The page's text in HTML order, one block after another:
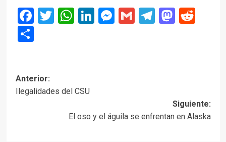
Facebook
Twitter
WhatsApp
LinkedIn
Messenger
GmailTelegram
Compartir
Navegación
de
entradas
Anterior:
Ilegalidades del CSU
Siguiente:
El oso y el águila se enfrentan en Alaska